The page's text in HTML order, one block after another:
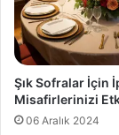
Şık Sofralar İçin
Misafirlerinizi
06 Aralık 2024